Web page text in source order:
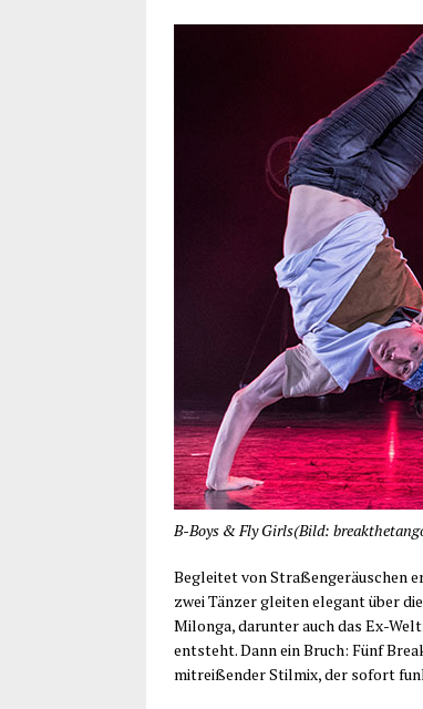
B-Boys & Fly Girls(Bild:
Beglei­tet von Stra­ßen­ge­räu­schen
zwei Tän­zer glei­ten ele­gant über
Milon­ga, dar­un­ter auch das Ex-
ent­steht. Dann ein Bruch: Fünf
mit­rei­ßen­der Stil­mix, der sofort